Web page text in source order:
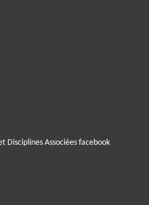
Disciplines Associées facebook